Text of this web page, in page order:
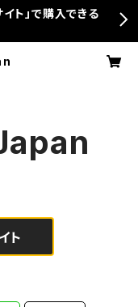
ト」で購入できる
ト